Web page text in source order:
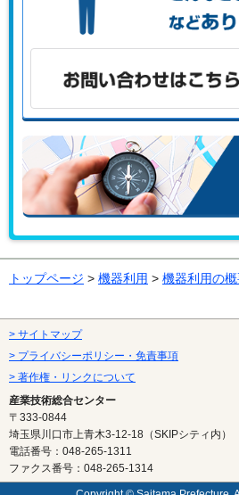
こんな課題がある、こんなことで困
お問い合わせはこちらから
トップページ > 機器利用 > 機器利用の
> サイトマップ
> プライバシーポリシー・免責事項
> 著作権・リンクについて
産業技術総合センター
〒333-0844
埼玉県川口市上青木3-12-18（SKIPシティ内）
電話番号：048-265-1311
ファクス番号：048-265-1314